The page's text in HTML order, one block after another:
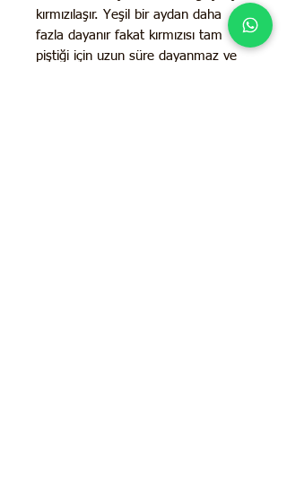
kırmızılaşır. Yeşil bir aydan daha
fazla dayanır fakat kırmızısı tam
piştiği için uzun süre dayanmaz ve